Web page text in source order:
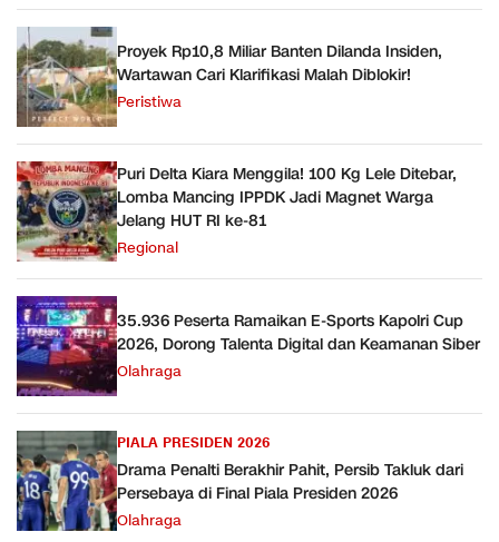
Proyek Rp10,8 Miliar Banten Dilanda Insiden,
Wartawan Cari Klarifikasi Malah Diblokir!
Peristiwa
Puri Delta Kiara Menggila! 100 Kg Lele Ditebar,
Lomba Mancing IPPDK Jadi Magnet Warga
Jelang HUT RI ke-81
Regional
35.936 Peserta Ramaikan E-Sports Kapolri Cup
2026, Dorong Talenta Digital dan Keamanan Siber
Olahraga
PIALA PRESIDEN 2026
Drama Penalti Berakhir Pahit, Persib Takluk dari
Persebaya di Final Piala Presiden 2026
Olahraga